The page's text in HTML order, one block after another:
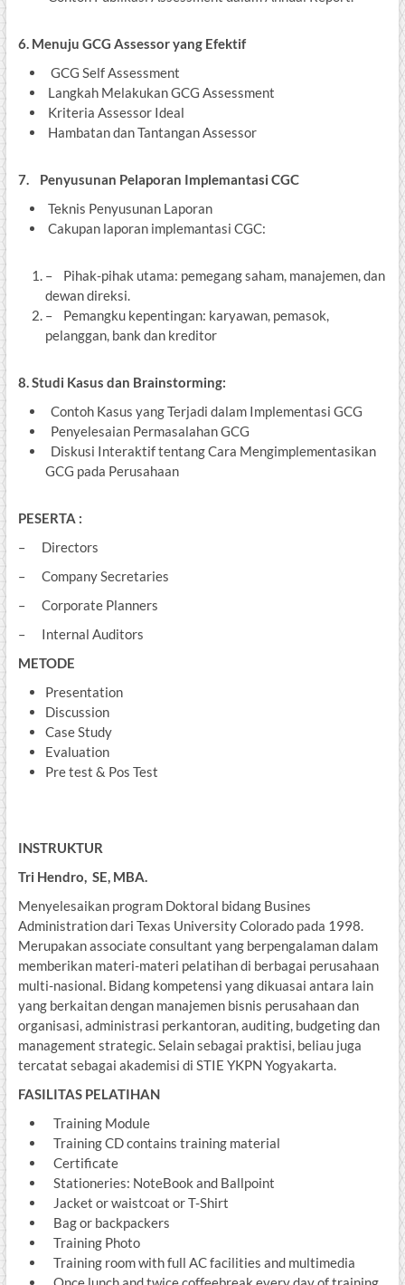
6. Menuju GCG Assessoryang Efektif
GCG Self Assessment
Langkah Melakukan GCG Assessment
Kriteria Assessor Ideal
Hambatan dan Tantangan Assessor
7. Penyusunan Pelaporan Implemantasi CGC
Teknis Penyusunan Laporan
Cakupan laporan implemantasi CGC:
– Pihak-pihak utama: pemegang saham, manajemen, dan
dewan direksi.
– Pemangku kepentingan: karyawan, pemasok,
pelanggan, bank dan kreditor
8. Studi Kasus dan Brainstorming:
Contoh Kasus yang Terjadi dalam Implementasi GCG
Penyelesaian Permasalahan GCG
Diskusi Interaktif tentang Cara Mengimplementasikan
GCG pada Perusahaan
PESERTA :
– Directors
– Company Secretaries
– Corporate Planners
– Internal Auditors
METODE
Presentation
Discussion
Case Study
Evaluation
Pre test & Pos Test
INSTRUKTUR
Tri Hendro, SE, MBA.
Menyelesaikan program Doktoral bidang Busines
Administration dari Texas University Colorado pada 1998.
Merupakan associate consultant yang berpengalaman dalam
memberikan materi-materi pelatihan di berbagai perusahaan
multi-nasional. Bidang kompetensi yang dikuasai antara lain
yang berkaitan dengan manajemen bisnis perusahaan dan
organisasi, administrasi perkantoran, auditing, budgeting dan
management strategic. Selain sebagai praktisi, beliau juga
tercatat sebagai akademisi di STIE YKPN Yogyakarta.
FASILITAS PELATIHAN
Training Module
Training CD contains training material
Certificate
Stationeries: NoteBook and Ballpoint
Jacket or waistcoat or T-Shirt
Bag or backpackers
Training Photo
Training room with full AC facilities and multimedia